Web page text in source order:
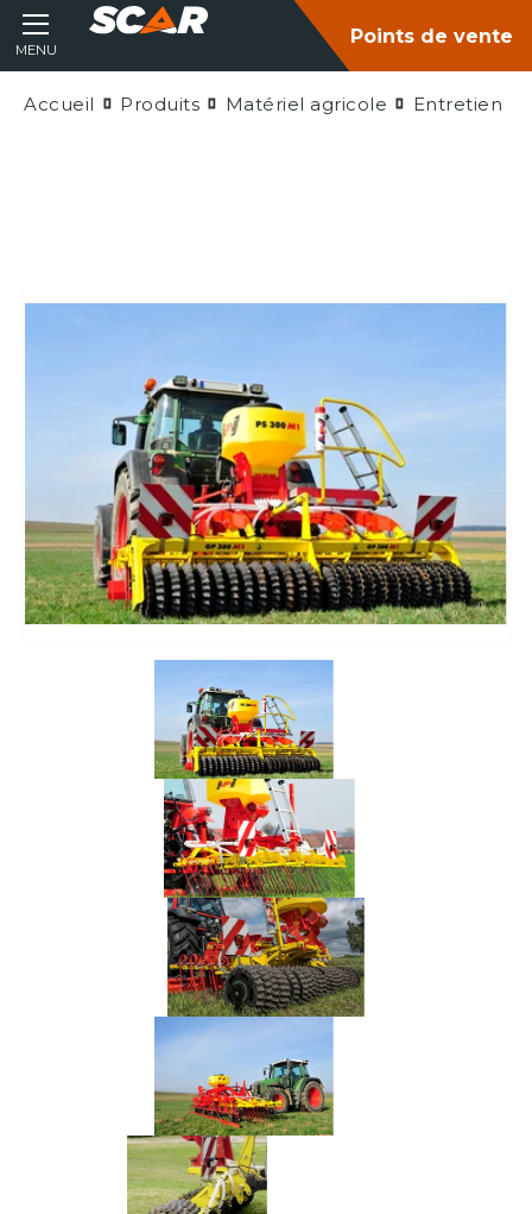
MENU
Points de vente
Accueil Produits Matériel agricole Entretien